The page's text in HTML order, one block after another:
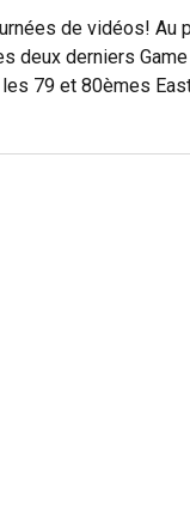
de vidéos! Au
deux derniers
79 et 80èmes